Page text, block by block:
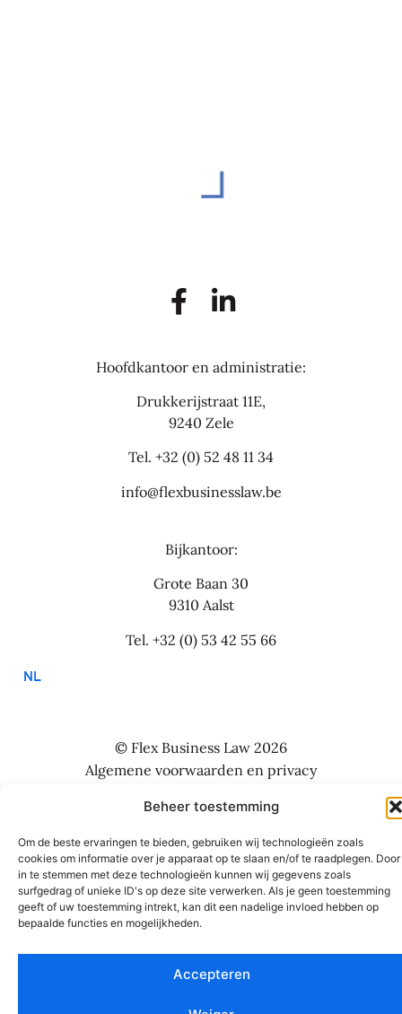
Beheer toestemming
Om de beste ervaringen te bieden, gebruiken wij technologieën zoals
cookies om informatie over je apparaat op te slaan en/of te raadplegen. Door
in te stemmen met deze technologieën kunnen wij gegevens zoals
surfgedrag of unieke ID's op deze site verwerken. Als je geen toestemming
geeft of uw toestemming intrekt, kan dit een nadelige invloed hebben op
bepaalde functies en mogelijkheden.
Accepteren
Hoofdkantoor en administratie:
Drukkerijstraat 11E,
9240 Zele
Tel. +32 (0) 52 48 11 34
info@flexbusinesslaw.be
Bijkantoor:
Grote Baan 30
9310 Aalst
Tel. +32 (0) 53 42 55 66
NL
© Flex Business Law 2026
Algemene voorwaarden en privacy